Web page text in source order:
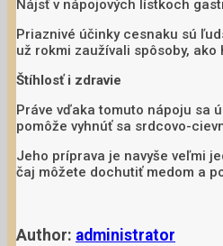
Nájsť v nápojových lístkoch
Priaznivé účinky cesnaku sú
už rokmi zaužívali spôsoby,
Štíhlosť i zdravie
Práve vďaka tomuto nápoju sa
pomôže vyhnúť sa srdcovo-
Jeho príprava je navyše veľmi
čaj môžete dochutiť medom a
Author: administrator